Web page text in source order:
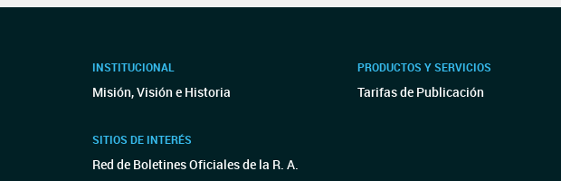
INSTITUCIONAL
Misión, Visión e Historia
SITIOS DE INTERÉS
Red de Boletines Oficiales de la R. A.
PRODUCTOS Y SERVICIOS
Tarifas de Publicación